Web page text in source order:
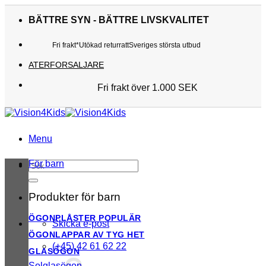
BÄTTRE SYN - BÄTTRE LIVSKVALITET
Fri frakt*Utökad returrattSveriges största utbud
ATERFORSALJARE
Fri frakt över 1.000 SEK
Kunderna älskar oss
Utökad returratt
Sveriges största utbud
Menu
Sök
efter:
Skicka e-post
(+45) 42 61 62 22
För barn
Produkter för barn
ÖGONPLÅSTER
ÖGONLAPPAR AV TYG
GLASÖGON